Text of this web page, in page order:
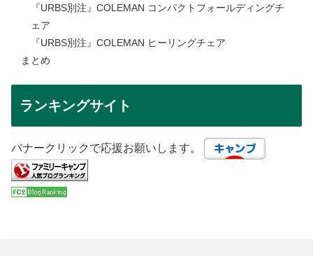
『URBS別注』COLEMAN コンパクトフォールディングチ
ェア
『URBS別注』COLEMAN ヒーリングチェア
まとめ
ランキングサイト
バナークリックで応援お願いします。